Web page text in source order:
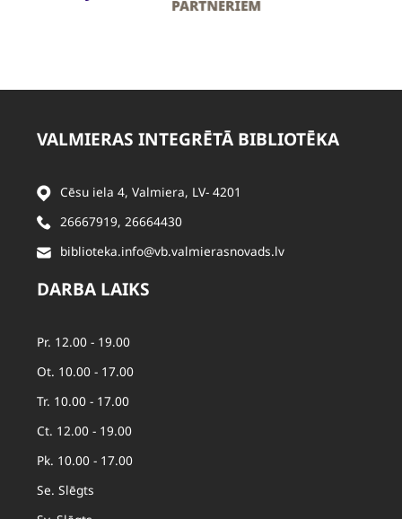
VALMIERAS INTEGRĒTĀ BIBLIOTĒKA
Cēsu iela 4, Valmiera, LV- 4201
26667919, 26664430
biblioteka.info@vb.valmierasnovads.lv
DARBA LAIKS
Pr. 12.00 - 19.00
Ot. 10.00 - 17.00
Tr. 10.00 - 17.00
Ct. 12.00 - 19.00
Pk. 10.00 - 17.00
Se. Slēgts